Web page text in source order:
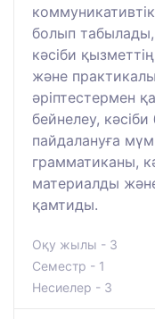
коммуникативтік
болып табылады,
кәсіби
және
әріптестермен
бейнелеу, кәсіби
пайдалануға
грамматиканы,
материалды
қамтиды.
Оқу жылы - 3
Семестр - 1
Несиелер - 3